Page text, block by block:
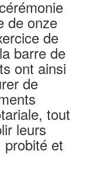
de onze
de
barre de
ont ainsi
de
tout
leurs
probité et